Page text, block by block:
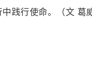
践行使命。（文 葛